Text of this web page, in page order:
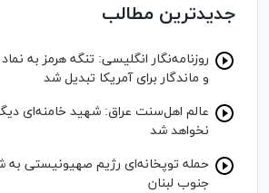
جدیدترین مطالب
روزنامه‌نگار انگلیسی: تنگه هرمز به
و ماندگار برای آمریکا تبدیل شد
عالم اهل‌سنت عراق: شهید خامنه‌ای دیگر
نخواهد شد
حمله توپخانه‌ای رژیم صهیونیستی به
جنوب لبنان